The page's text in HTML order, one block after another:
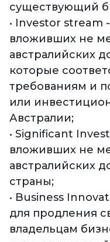
существующий
• Investor stream
вложивших не
австралийских
которые
требованиям и
или
Австралии;
• Significant
вложивших не
австралийских
страны;
• Business
для продления
владельцам